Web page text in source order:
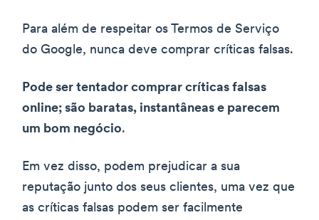
Para além de respeitar os Termos de Serviço
do Google, nunca deve comprar críticas falsas.
Pode ser tentador comprar críticas falsas
online; são baratas, instantâneas e parecem
um bom negócio.
Em vez disso, podem prejudicar a sua
reputação junto dos seus clientes, uma vez que
as críticas falsas podem ser facilmente